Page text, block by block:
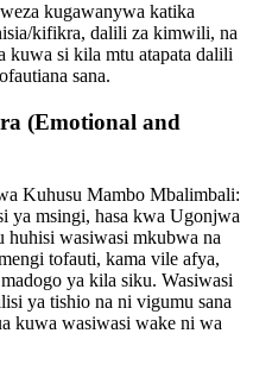
kugawanywa katika
kifikra, dalili za kimwili, na
si kila mtu atapata dalili
sana.
(Emotional and
Kuhusu Mambo Mbalimbali:
ya msingi, hasa kwa Ugonjwa
wasiwasi mkubwa na
tofauti, kama vile afya,
ya kila siku. Wasiwasi
ya tishio na ni vigumu sana
kuwa wasiwasi wake ni wa